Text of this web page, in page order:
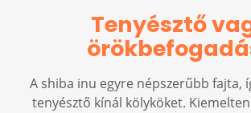
Tenyésztő
A shiba inu egyre népszerűbb fajta,
tenyésztő kínál kölyköket.